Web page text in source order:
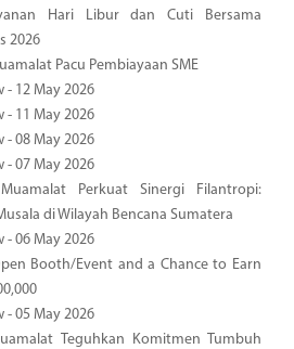
Hari Libur dan Cuti Bersama
2026
Pacu Pembiayaan SME
- 12 May 2026
- 11 May 2026
- 08 May 2026
- 07 May 2026
Perkuat Sinergi Filantropi:
di Wilayah Bencana Sumatera
- 06 May 2026
Booth/Event and a Chance to Earn
- 05 May 2026
Teguhkan Komitmen Tumbuh